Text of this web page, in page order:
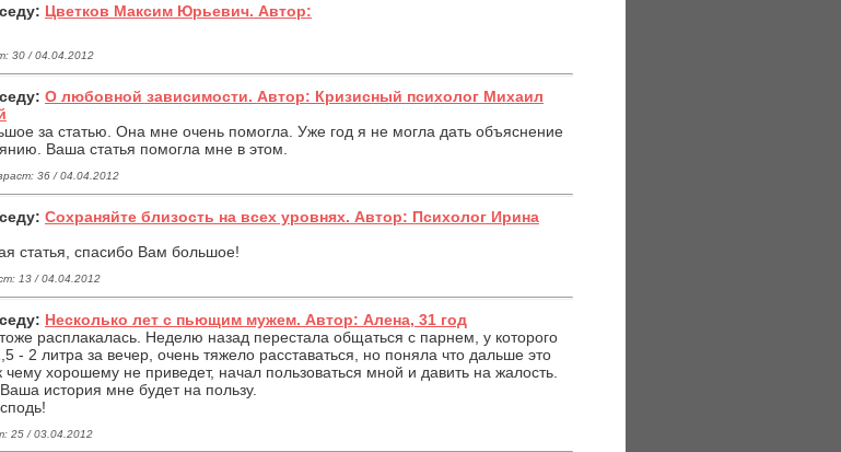
Цветков Максим Юрьевич. Автор:
30 / 04.04.2012
О любовной зависимости. Автор: Кризисный психолог Михаил
за статью. Она мне очень помогла. Уже год я не могла дать объяснение
Ваша статья помогла мне в этом.
36 / 04.04.2012
Сохраняйте близость на всех уровнях. Автор: Психолог Ирина
статья, спасибо Вам большое!
13 / 04.04.2012
Несколько лет с пьющим мужем. Автор: Алена, 31 год
расплакалась. Неделю назад перестала общаться с парнем, у которого
- 2 литра за вечер, очень тяжело расставаться, но поняла что дальше это
хорошему не приведет, начал пользоваться мной и давить на жалость.
история мне будет на пользу.
25 / 03.04.2012